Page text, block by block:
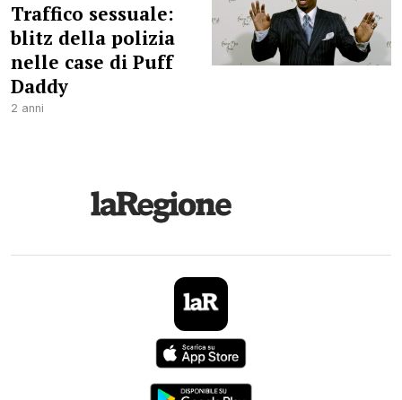
Traffico sessuale:
blitz della polizia
nelle case di Puff
Daddy
2 anni